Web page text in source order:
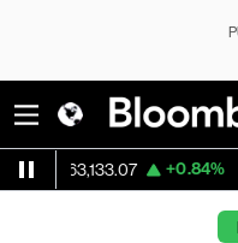
+0.84% ETH/USD